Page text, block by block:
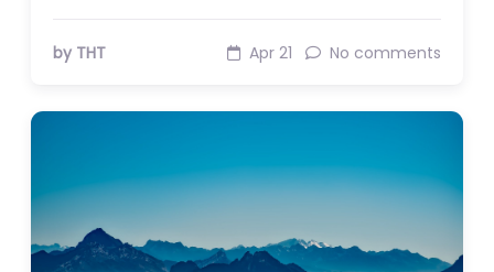
by THT Apr 21 No comments